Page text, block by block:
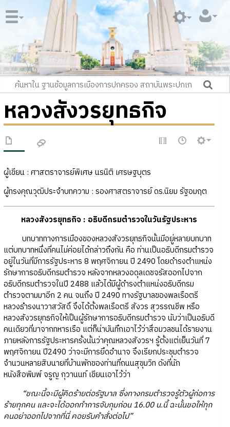
หลวงสังวรยุทธกิจ
ผู้เขียน : ศาสตราจารย์พิเศษ นรนิติ เศรษฐบุตร
ผู้ทรงคุณวุฒิประจำบทความ : รองศาสตราจารย์ ดร.นิยม รัฐอมฤต
หลวงสังวรยุทธกิจ : อธิบดีกรมตำรวจในวันรัฐประหาร
บทบาททางการเมืองของหลวงสังวรยุทธกิจนั้นมีอยู่หลายบทบาท
แต่บทบาทหนึ่งที่คนไม่ค่อยได้กล่าวถึงกัน คือ ท่านเป็นอธิบดีกรมตำรวจ
อยู่ในวันที่มีการรัฐประหาร 8 พฤศจิกายน ปี 2490 โดยดำรงตำแหน่ง
รักษาการอธิบดีกรมตำรวจ หลังจากหลวงอดุลเดชจรัสออกไปจาก
อธิบดีกรมตำรวจในปี 2488 แล้วได้มีผู้ดำรงตำแหน่งอธิบดีกรม
ตำรวจตามมาอีก 2 คน จนถึง ปี 2490 ทางรัฐบาลของพลเรือตรี
หลวงธำรงนาวาสวัสดิ์ จึงได้ตั้งพลเรือตรี สังวร สุวรรณชีพ หรือ
หลวงสังวรยุทธกิจให้เป็นผู้รักษาการอธิบดีกรมตำรวจ นับว่าเป็นอธิบดี
คนเดียวที่มาจากทหารเรือ แต่ก็น่าบันทึกเอาไว้ว่าสื่อมวลชนได้รายงาน
ภายหลังการรัฐประหารครั้งนั้นว่าคุณหลวงสังวรฯ รู้ตั้งแต่เย็นวันที่ 7
พฤศจิกายน ปี2490 ว่าจะมีการยึดอำนาจ จึงเรียกประชุมตำรวจ
จำนวนหลายสิบนายที่บ้านพักของท่านที่ถนนสุขุมวิท ดังที่นัก
หนังสือพิมพ์ จรูญ กุวานนท์ เขียนเอาไว้ว่า
“ขณะนี้จะมีผู้คิดร้ายต่อรัฐบาล ซึ่งทางกรมตำรวจรู้ตัวผู้ก่อการ
ร้ายทุกคน และจะได้ออกทำการจับกุมก่อน 16.00 น.นี้ ฉะนั้นขอให้ทุก
คนอย่าออกไปจากที่นี่ คอยรับคำสั่งต่อไป”